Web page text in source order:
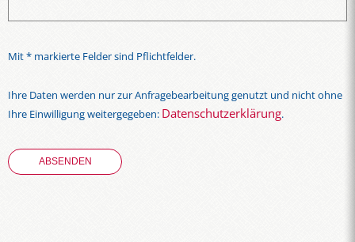
Mit * markierte Felder sind Pflichtfelder.
Ihre Daten werden nur zur Anfragebearbeitung genutzt und nicht ohne
Ihre Einwilligung weitergegeben: Datenschutzerklärung.